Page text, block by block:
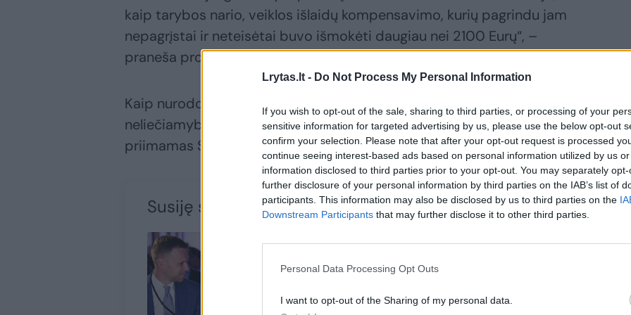
Lrytas.lt - Do Not Process My Personal Information
If you wish to opt-out of the sale, sharing to third parties, or processing of your
sensitive information for targeted advertising by us, please use the below opt-out
confirm your selection. Please note that after your opt-out request is processed
continue seeing interest-based ads based on personal information utilized by us
information disclosed to third parties prior to your opt-out. You may separately
further disclosure of your personal information by third parties on the IAB’s list of
participants. This information may also be disclosed by us to third parties on the
Downstream Participants that may further disclose it to other third parties.
Personal Data Processing Opt Outs
I want to opt-out of the Sharing of my personal data.
kaip tarybos nario, veiklos išlaidų kompensavimo, kurių pagrindu jam
nepagrįstai ir neteisėtai buvo išmokėti daugiau nei 2100 Eurų“, –
praneša prokuratūra.
Kaip nurodoma pranešime, prašymas dėl Seimo nario asmens
neliečiamybės panaikinimo yra nagrinėjimas ir sprendimas dėl to
priimamas Seime.
Susiję straipsniai